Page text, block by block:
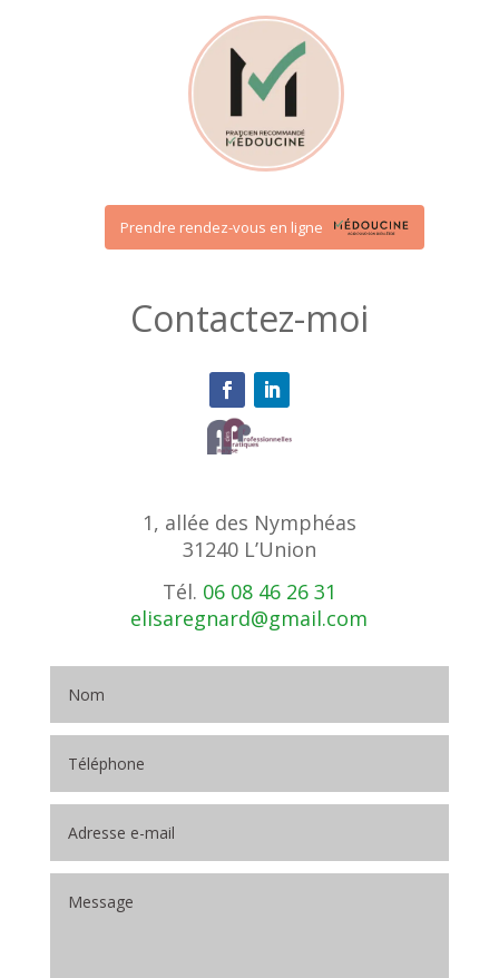
Prendre rendez-vous en ligne
Contactez-moi
1, allée des Nymphéas
31240 L’Union
Tél. 06 08 46 26 31
elisaregnard@gmail.com